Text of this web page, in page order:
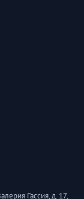
Гассия, д. 17,